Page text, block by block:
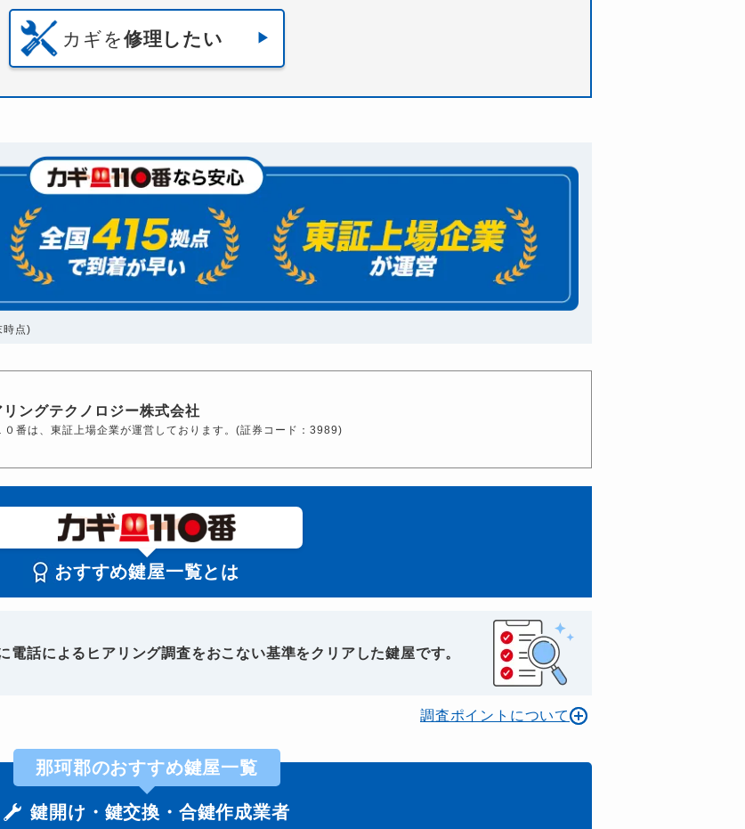
カギを修理したい
時点)
リングテクノロジー株式会社
０番は、東証上場企業が運営しております。(証券コード：3989)
おすすめ鍵屋一覧とは
話によるヒアリング調査をおこない基準をクリアした鍵屋です。
調査ポイントについて
那珂郡のおすすめ鍵屋一覧
鍵開け・鍵交換・合鍵作成業者